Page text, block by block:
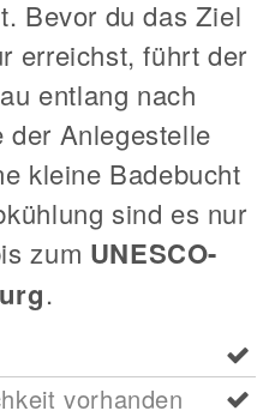
Bevor du das Ziel
erreichst, führt der
entlang nach
der Anlegestelle
kleine Badebucht
sind es nur
zum UNESCO-
.
vorhanden